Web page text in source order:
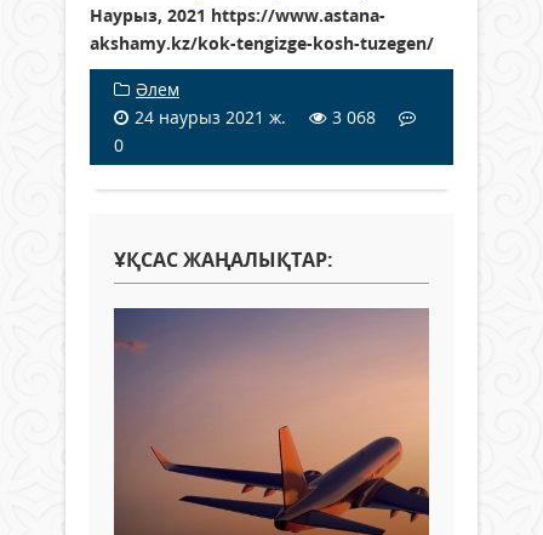
Наурыз, 2021 https://www.astana-
akshamy.kz/kok-tengizge-kosh-tuzegen/
Әлем
24 наурыз 2021 ж.
3 068
0
ҰҚСАС ЖАҢАЛЫҚТАР: